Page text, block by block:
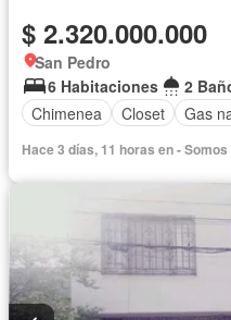
$ 2.320.000.000
San Pedro
6 Habitaciones
2
Chimenea
Closet Gas
Hace 3 días, 11 horas en -